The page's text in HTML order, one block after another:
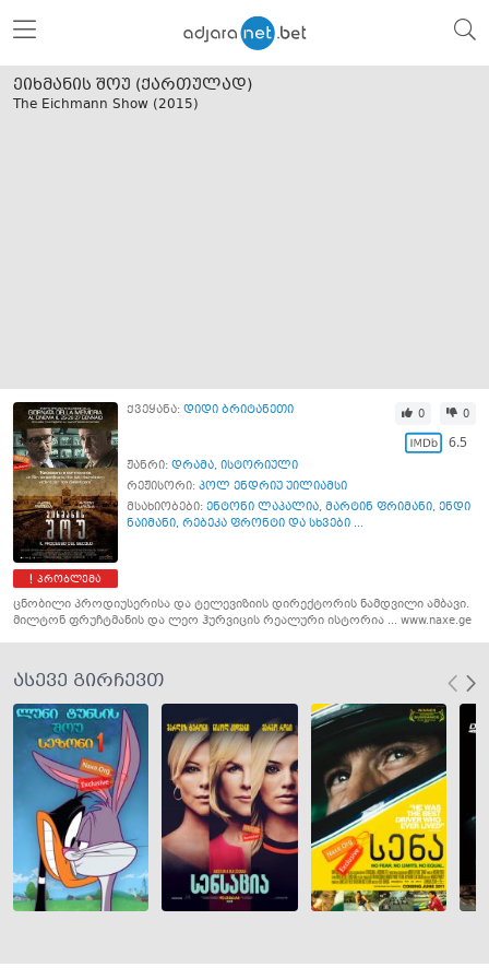
ეიხმანის შოუ (ქართულად)
The Eichmann Show (2015)
პრობლემა
ქვეყანა: დიდი ბრიტანეთი 0 0
6.5
ჟანრი: დრამა, ისტორიული
რეჟისორი: პოლ ენდრიუ უილიამსი
მსახიობები: ენტონი ლაპალია, მარტინ ფრიმანი, ენდი
ნაიმანი, რებეკა ფრონტი და სხვები ...
ცნობილი პროდიუსერისა და ტელევიზიის დირექტორის ნამდვილი ამბავი.
მილტონ ფრუჩტმანის და ლეო ჰურვიცის რეალური ისტორია ... www.naxe.ge
ასევე გირჩევთ